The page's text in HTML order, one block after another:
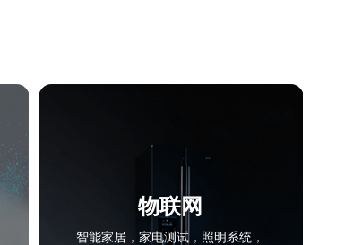
物联网
智能家居，家电测试，照明系统，